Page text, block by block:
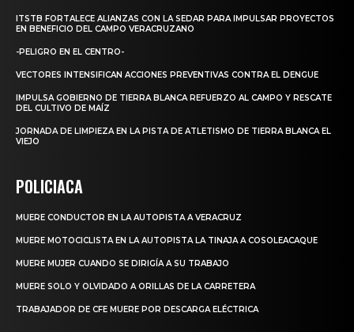
ITSTB FORTALECE ALIANZAS CON LA SEDAR PARA IMPULSAR PROYECTOS
EN BENEFICIO DEL CAMPO VERACRUZANO
-PELIGRO EN EL CENTRO-
VECTORES INTENSIFICAN ACCIONES PREVENTIVAS CONTRA EL DENGUE
IMPULSA GOBIERNO DE TIERRA BLANCA REFUERZO AL CAMPO Y RESCATE
DEL CULTIVO DE MAÍZ
JORNADA DE LIMPIEZA EN LA PISTA DE ATLETISMO DE TIERRA BLANCA EL
VIEJO
POLICIACA
MUERE CONDUCTOR EN LA AUTOPISTA A VERACRUZ
MUERE MOTOCICLISTA EN LA AUTOPISTA LA TINAJA A COSOLEACAQUE
MUERE MUJER CUANDO SE DIRIGÍA A SU TRABAJO
MUERE SOLO Y OLVIDADO A ORILLAS DE LA CARRETERA
TRABAJADOR DE CFE MUERE POR DESCARGA ELÉCTRICA